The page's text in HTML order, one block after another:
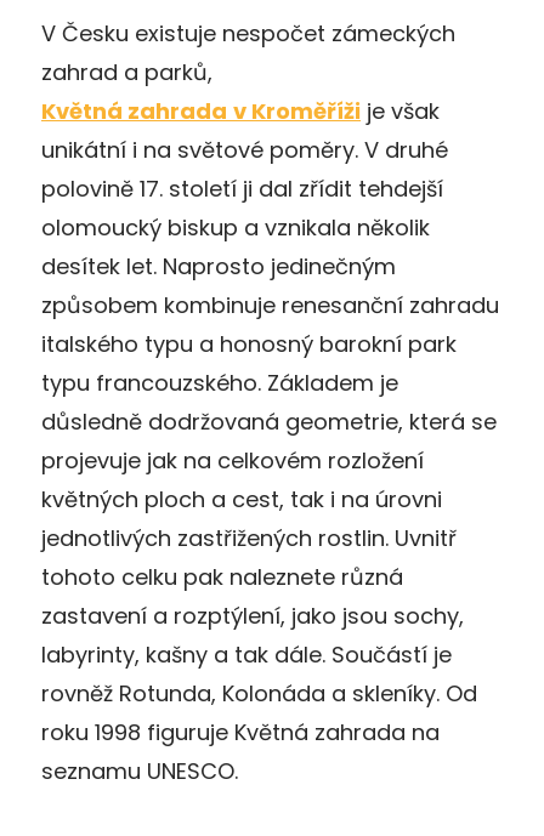
V Česku existuje nespočet zámeckých
zahrad a parků,
Květná zahrada v Kroměříži je však
unikátní i na světové poměry. V druhé
polovině 17. století ji dal zřídit tehdejší
olomoucký biskup a vznikala několik
desítek let. Naprosto jedinečným
způsobem kombinuje renesanční zahradu
italského typu a honosný barokní park
typu francouzského. Základem je
důsledně dodržovaná geometrie, která se
projevuje jak na celkovém rozložení
květných ploch a cest, tak i na úrovni
jednotlivých zastřižených rostlin. Uvnitř
tohoto celku pak naleznete různá
zastavení a rozptýlení, jako jsou sochy,
labyrinty, kašny a tak dále. Součástí je
rovněž Rotunda, Kolonáda a skleníky. Od
roku 1998 figuruje Květná zahrada na
seznamu UNESCO.